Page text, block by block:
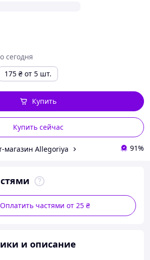
сегодня
175 ₴ от 5 шт.
Купить сейчас
Купить
магазин Allegoriya 91%
Оплатить частями от 25 ₴
и описание